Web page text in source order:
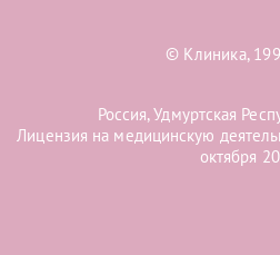
© Клиника,
Россия, Удмуртская
Лицензия на медицинскую
октября